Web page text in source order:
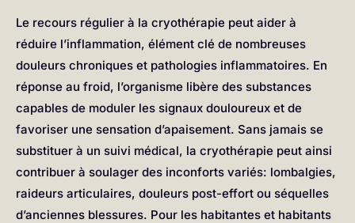
Le recours régulier à la cryothérapie peut aider à
réduire l’inflammation, élément clé de nombreuses
douleurs chroniques et pathologies inflammatoires. En
réponse au froid, l’organisme libère des substances
capables de moduler les signaux douloureux et de
favoriser une sensation d’apaisement. Sans jamais se
substituer à un suivi médical, la cryothérapie peut ainsi
contribuer à soulager des inconforts variés: lombalgies,
raideurs articulaires, douleurs post-effort ou séquelles
d’anciennes blessures. Pour les habitantes et habitants